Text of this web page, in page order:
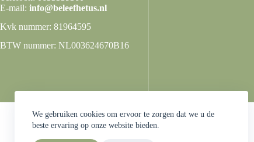
We gebruiken cookies om ervoor te zorgen dat we u de
beste ervaring op onze website bieden.
E-mail: info@beleefhetus.nl
Kvk nummer: 81964595
BTW nummer: NL003624670B16